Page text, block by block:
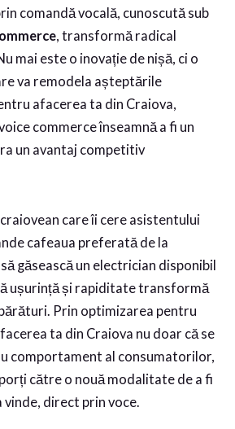
comandă vocală, cunoscută sub
, transformă radical
mai este o inovație de nișă, ci o
va remodela așteptările
afacerea ta din Craiova,
commerce înseamnă a fi un
un avantaj competitiv
care îi cere asistentului
cafeaua preferată de la
găsească un electrician disponibil
ușurință și rapiditate transformă
Prin optimizarea pentru
ta din Craiova nu doar că se
comportament al consumatorilor,
către o nouă modalitate de a fi
direct prin voce.